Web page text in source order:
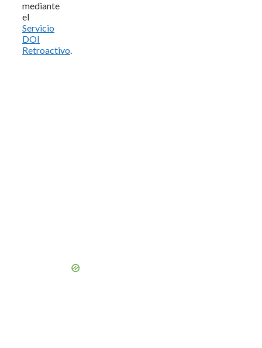
mediante
el
Servicio
DOI
Retroactivo.